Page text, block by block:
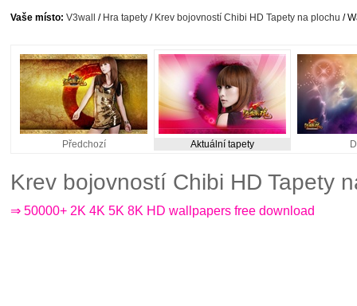
Vaše místo: V3wall / Hra tapety / Krev bojovností Chibi HD Tapety na plochu /
Předchozí Aktuální tapety
Krev bojovností Chibi HD Tapety
⇒ 50000+ 2K 4K 5K 8K HD wallpapers free download